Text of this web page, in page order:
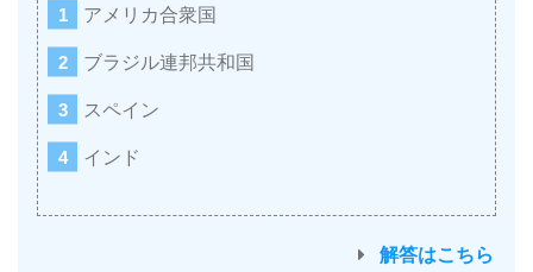
アメリカ合衆国
ブラジル連邦共和国
スペイン
インド
解答はこちら